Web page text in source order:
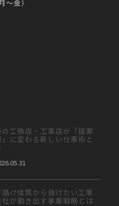
金）
の工務店・工事店が「提案
」に変わる新しい仕事術と
請け体質から抜けたい工事
社が動き出す事業戦略とは